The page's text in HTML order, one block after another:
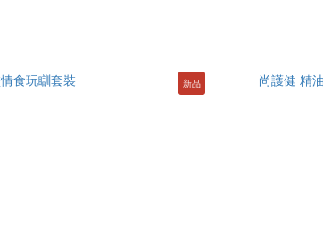
新品